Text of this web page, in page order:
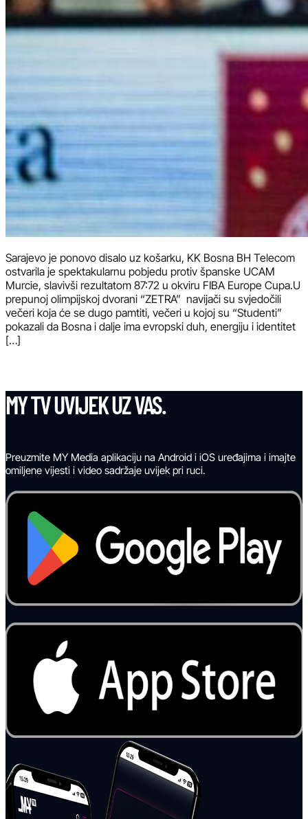
Sarajevo je ponovo disalo uz košarku, KK Bosna BH Telecom
ostvarila je spektakularnu pobjedu protiv španske UCAM
Murcie, slavivši rezultatom 87:72 u okviru FIBA Europe Cupa.U
prepunoj olimpijskoj dvorani “ZETRA” navijači su svjedočili
večeri koja će se dugo pamtiti, večeri u kojoj su “Studenti”
pokazali da Bosna i dalje ima evropski duh, energiju i identitet
[…]
MY TV UVIJEK UZ VAS.
Preuzmite MY Media aplikaciju na Android i iOS uređajima i imajte
omiljene vijesti i video sadržaje uvijek pri ruci.